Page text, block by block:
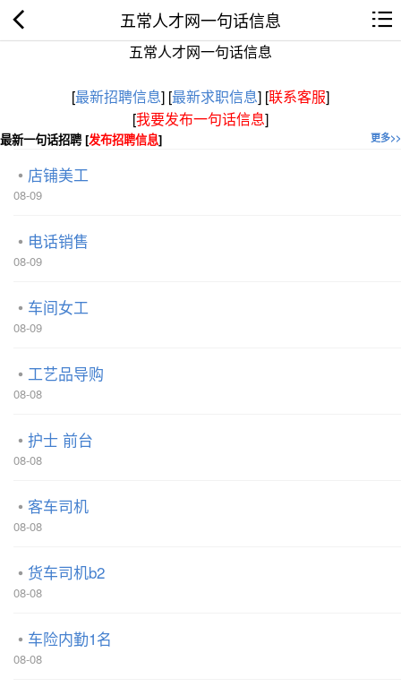
五常人才网一句话信息
五常人才网一句话信息
[最新招聘信息] [最新求职信息] [联系客服]
[我要发布一句话信息]
更多>>
最新一句话招聘 [发布招聘信息]
店铺美工
08-09
电话销售
08-09
车间女工
08-09
工艺品导购
08-08
护士 前台
08-08
客车司机
08-08
货车司机b2
08-08
车险内勤1名
08-08